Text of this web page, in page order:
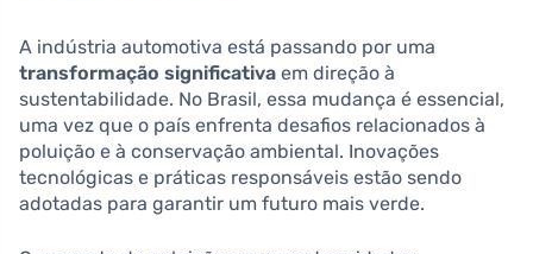
A indústria automotiva está passando por uma
transformação significativa em direção à
sustentabilidade. No Brasil, essa mudança é essencial,
uma vez que o país enfrenta desafios relacionados à
poluição e à conservação ambiental. Inovações
tecnológicas e práticas responsáveis estão sendo
adotadas para garantir um futuro mais verde.